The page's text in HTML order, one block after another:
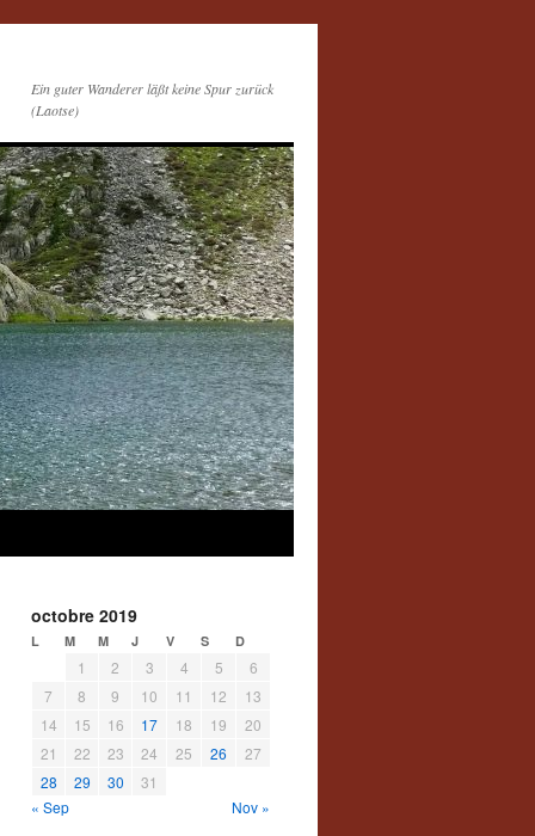
Ein guter Wanderer läßt keine Spur zurück
(Laotse)
octobre 2019
L M M J V S D
1 2 3 4 5
6
7
8 9 10 11 12
13
14
15 16 17 18 19
20
21
22 23 24 25 26
27
28
29 30
31
« Sep
Nov »